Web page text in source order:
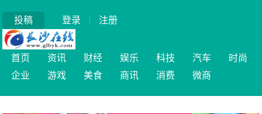
投稿 登录 | 注册
首页 资讯 财经 娱乐 科技 汽车
时尚
企业
游戏 美食 商讯 消费 微商